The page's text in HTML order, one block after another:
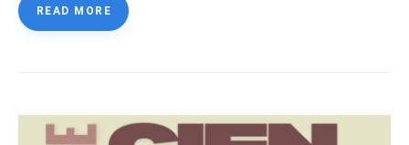
READ MORE